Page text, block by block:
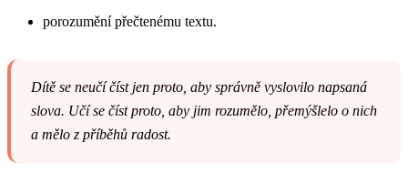
porozumění přečtenému textu.
Dítě se neučí číst jen proto, aby správně vyslovilo napsaná
slova. Učí se číst proto, aby jim rozumělo, přemýšlelo o nich
a mělo z příběhů radost.